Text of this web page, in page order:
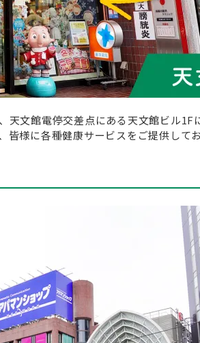
天文館電停交差点にある天文館ビル
様に各種健康サービスをご提供してお